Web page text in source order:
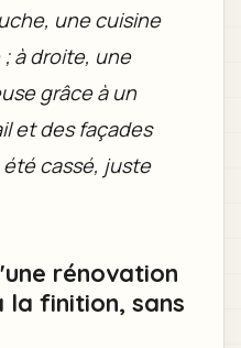
une cuisine
à droite, une
grâce à un
et des façades
été cassé, juste
rénovation
la finition, sans